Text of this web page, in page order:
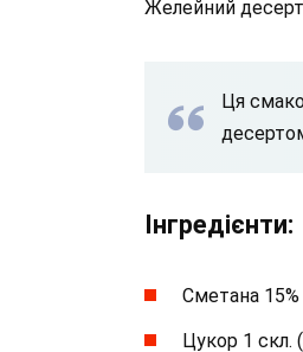
Желейний десерт
Ця
Інгредієнти:
Сметана 15%
Цукор 1 скл.